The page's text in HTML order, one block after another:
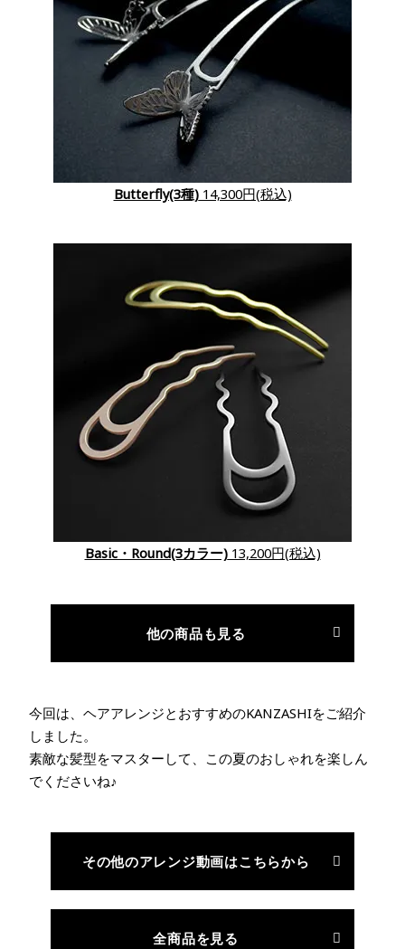
Butterfly(3種)14,300円(税込)
Basic・Round(3カラー)13,200円(税込)
他の商品も見る
今回は、ヘアアレンジとおすすめのKANZASHIをご紹介
しました。
素敵な髪型をマスターして、この夏のおしゃれを楽しん
でくださいね♪
その他のアレンジ動画はこちらから
全商品を見る